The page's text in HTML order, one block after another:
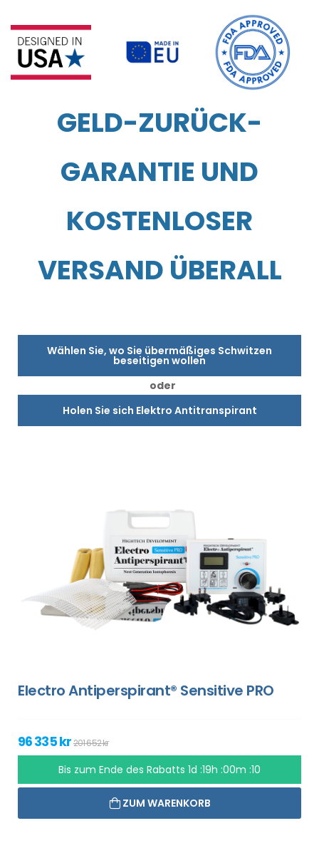
GELD-ZURÜCK-
GARANTIE UND
KOSTENLOSER
VERSAND ÜBERALL
Wählen Sie, wo Sie übermäßiges Schwitzen
beseitigen wollen
oder
Holen Sie sich Elektro Antitranspirant
Electro Antiperspirant® Sensitive PRO
96 335 kr201 652 kr
Bis zum Ende des Rabatts 1d :19h :00m :10
ZUM WARENKORB